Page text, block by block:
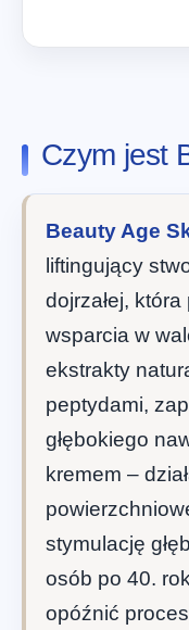
Czym jest
Beauty Age
liftingujący
dojrzałej,
wsparcia w
ekstrakty
peptydami,
głębokiego
kremem –
stymulację
osób po 40.
opóźnić